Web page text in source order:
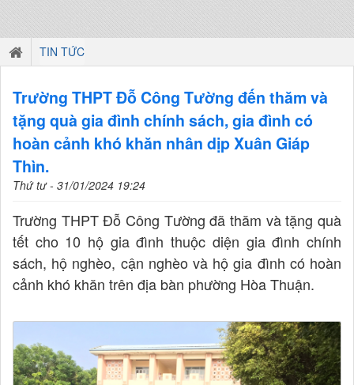
TIN TỨC
Trường THPT Đỗ Công Tường đến thăm và
tặng quà gia đình chính sách, gia đình có
hoàn cảnh khó khăn nhân dịp Xuân Giáp
Thìn.
Thứ tư - 31/01/2024 19:24
Trường THPT Đỗ Công Tường đã thăm và tặng quà
tết cho 10 hộ gia đình thuộc diện gia đình chính
sách, hộ nghèo, cận nghèo và hộ gia đình có hoàn
cảnh khó khăn trên địa bàn phường Hòa Thuận.